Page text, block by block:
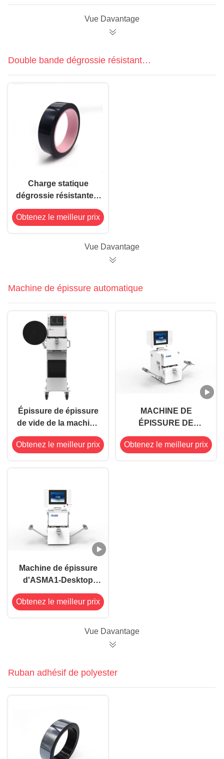
Vue Davantage
Double bande dégrossie résistante à
la chaleur
Charge statique
dégrossie résistante à
la chaleur adhésive
de la bande 8.2mil de
Obtenez le meilleur prix
Vue Davantage
Machine de épissure automatique
Épissure de épissure
de vide de la machine
48V de bande à
grande vitesse de
Obtenez le meilleur prix
MACHINE DE
ÉPISSURE DE
BUREAU DE LA
SÉRIE ASMA1 SMT
Obtenez le meilleur prix
Machine de épissure
d'ASMA1-Desktop
SMT
Obtenez le meilleur prix
Vue Davantage
Ruban adhésif de polyester